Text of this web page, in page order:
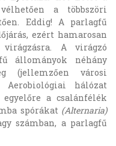
a többszöri
Eddig! A parlagfű
ezért hamarosan
A virágzó
állományok néhány
(jellemzően városi
Aerobiológiai hálózat
a csalánfélék
spórákat (Alternaria)
számban, a parlagfű